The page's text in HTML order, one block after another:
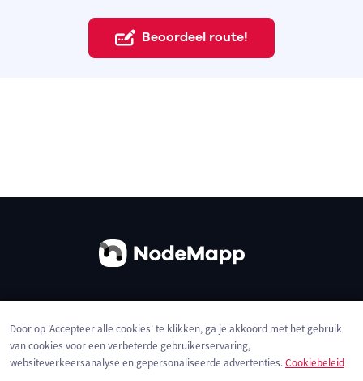
Beoordeel route!
Privacybeleid Cookies
Door op 'Accepteer alle cookies' te klikken, ga je akkoord met het gebruik
van cookies voor een verbeterde gebruikerservaring,
websiteverkeersanalyse en gepersonaliseerde advertenties.Cookiebeleid